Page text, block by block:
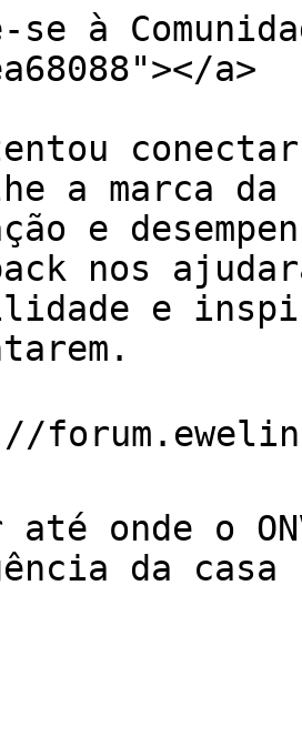
se à
a>
a marca
e
nos
e
até onde o
da casa